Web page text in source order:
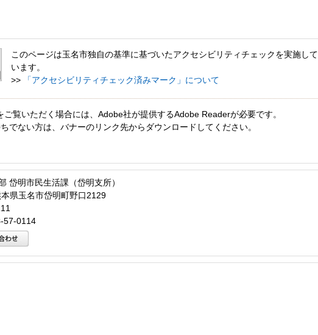
このページは玉名市独自の基準に基づいたアクセシビリティチェックを実施して
います。
>>
「アクセシビリティチェック済みマーク」について
ご覧いただく場合には、Adobe社が提供するAdobe Readerが必要です。
でない方は、バナーのリンク先からダウンロードしてください。
岱明市民生活課（岱明支所）
県玉名市岱明町野口2129
57-0114